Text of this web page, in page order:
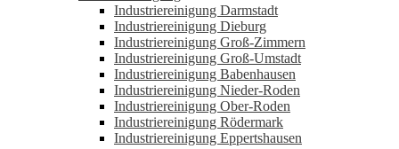
Industriereinigung Darmstadt
Industriereinigung Dieburg
Industriereinigung Groß-Zimmern
Industriereinigung Groß-Umstadt
Industriereinigung Babenhausen
Industriereinigung Nieder-Roden
Industriereinigung Ober-Roden
Industriereinigung Rödermark
Industriereinigung Eppertshausen